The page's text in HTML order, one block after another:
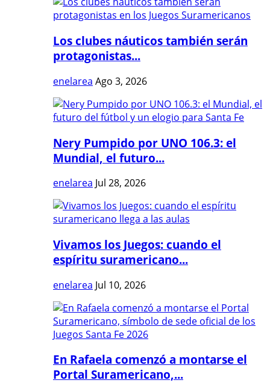
Los clubes náuticos también serán
protagonistas...
enelarea Ago 3, 2026
Nery Pumpido por UNO 106.3: el
Mundial, el futuro...
enelarea Jul 28, 2026
Vivamos los Juegos: cuando el
espíritu suramericano...
enelarea Jul 10, 2026
En Rafaela comenzó a montarse el
Portal Suramericano,...